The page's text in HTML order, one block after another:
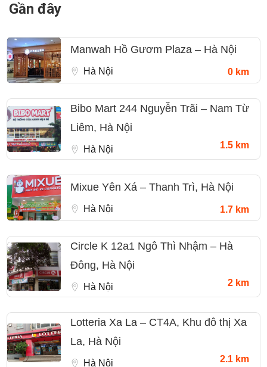
Gần đây
Manwah Hồ Gươm Plaza – Hà Nội
Hà Nội 0 km
Bibo Mart 244 Nguyễn Trãi – Nam Từ
Liêm, Hà Nội
Hà Nội 1.5 km
Mixue Yên Xá – Thanh Trì, Hà Nội
Hà Nội 1.7 km
Circle K 12a1 Ngô Thì Nhậm – Hà
Đông, Hà Nội
Hà Nội 2 km
Lotteria Xa La – CT4A, Khu đô thị Xa
La, Hà Nội
Hà Nội 2.1 km